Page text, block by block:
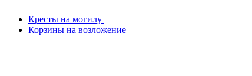
Кресты на могилу
Корзины на возложение